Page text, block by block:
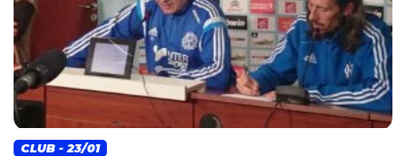
CLUB - 23/01